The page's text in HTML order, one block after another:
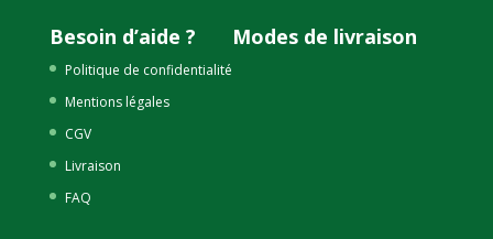
Besoin d’aide ?
Politique de confidentialité
Mentions légales
CGV
Livraison
FAQ
Modes de livraison